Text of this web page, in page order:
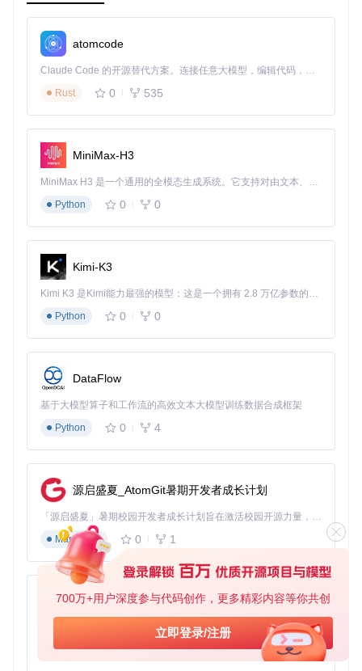
700万+用户深度参与代码创作，更多精彩内容等你共创
立即登录/注册
技术实现解析：核心模块工作原理
网络请求优化策略
并发请求提升效率，对资源文件采用断点续传确保可靠性。通
过设置合理的请求间隔（可在配置中调整），既保证了下载速
度，又避免对源站造成过度压力。
本地存储架构设计
storage/storage.go实现了基于目录哈希的存储方案，将资
还能有效避免文件名冲突问题。同时支持自定义存储路径，满
足不同用户的文件组织习惯。
实用操作指南：从安装到高级配置
环境部署三步法
获取源码：
git clone https://gitcode.com/gh_mir
rors/as/asmr-downloader
构建执行：cd asmr-downloader && go build
基础使用命令
# 下载单个资源
./asmr-downloader RJ123456
# 批量下载多个资源
./asmr-downloader RJ123456 RJ789012 RJ345678
# 同步更新所有资源
./asmr-downloader --sync
高级配置项说明
核心配置文件位于
config/config.go
并发下载数（默认5）
下载超时时间（默认30秒）
存储路径（默认./downloads）
代理设置（支持HTTP/SOCKS5）
atomcode
Claude Code 的开源替代方案。连接任意大模型，编辑代码，运行命令，自动验证 — 全自动执行。用 Rust 构建，极致性能。 ｜ An open-source alternative to Claude Code. Connect any LLM, edit code, run commands, and verify changes — autonomously. Built in Rust for speed. Get Started
Rust
0 535
MiniMax-H3
MiniMax H3 是一个通用的全模态生成系统。它支持对由文本、图像、视频和音频组成的多模态上下文进行统一理解，并能生成分辨率高达 2K、时长可达 15 秒的带原生立体声音频的视频。得益于面向任务泛化的系统设计，H3 在预训练阶段就已具备广泛的多模态上下文理解与生成能力，能够出色地执行复杂的多模态指令。
Python
0 0
Kimi-K3
Kimi K3 是Kimi能力最强的模型：这是一个拥有 2.8 万亿参数的混合专家（MoE）模型，具备原生视觉理解能力，并支持 100 万 token 的上下文窗口。
Python
0 0
DataFlow
基于大模型算子和工作流的高效文本大模型训练数据合成框架
Python
0 4
源启盛夏_AtomGit暑期开发者成长计划
「源启盛夏」暑期校园开发者成长计划旨在激活校园开源力量，通过积分激励、认证扶持、资源倾斜等形式，引导高校组织和开发者完成「入驻 — 建项目 — 做贡献 — 获认证 — 得资源」的完整闭环。无论你是想带领社团入驻平台的组织者，还是希望用代码贡献证明自己的开发者，都能在这里找到属于你的成长路径。
Markdown
0 1
py-xiaozhi
基于Python的Xiaozhi AI，适用于想要完整Xiaozhi体验而无需拥有专用硬件的用户。
Python
0 1